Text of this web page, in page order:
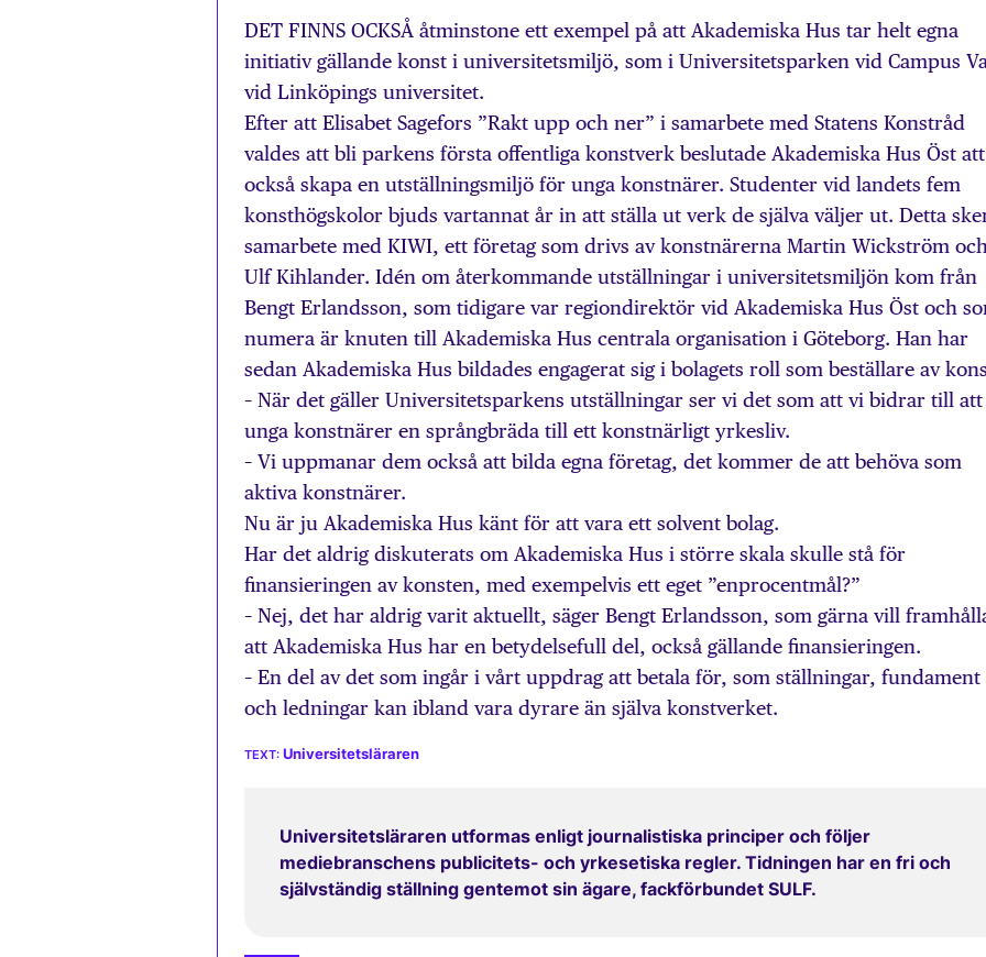
DET FINNS OCKSÅ åtminstone ett exempel på att Akademiska Hus tar helt egna
initiativ gällande konst i universitetsmiljö, som i Universitetsparken vid Campus
vid Linköpings universitet.
Efter att Elisabet Sagefors ”Rakt upp och ner” i samarbete med Statens Konstråd
valdes att bli parkens första offentliga konstverk beslutade Akademiska Hus Öst att
också skapa en utställningsmiljö för unga konstnärer. Studenter vid landets fem
konsthögskolor bjuds vartannat år in att ställa ut verk de själva väljer ut. Detta
samarbete med KIWI, ett företag som drivs av konstnärerna Martin Wickström
Ulf Kihlander. Idén om återkommande utställningar i universitetsmiljön kom från
Bengt Erlandsson, som tidigare var regiondirektör vid Akademiska Hus Öst och
numera är knuten till Akademiska Hus centrala organisation i Göteborg. Han har
sedan Akademiska Hus bildades engagerat sig i bolagets roll som beställare av
– När det gäller Universitetsparkens utställningar ser vi det som att vi bidrar till att
unga konstnärer en språngbräda till ett konstnärligt yrkesliv.
– Vi uppmanar dem också att bilda egna företag, det kommer de att behöva som
aktiva konstnärer.
Nu är ju Akademiska Hus känt för att vara ett solvent bolag.
Har det aldrig diskuterats om Akademiska Hus i större skala skulle stå för
finansieringen av konsten, med exempelvis ett eget ”enprocentmål?”
– Nej, det har aldrig varit aktuellt, säger Bengt Erlandsson, som gärna vill
att Akademiska Hus har en betydelsefull del, också gällande finansieringen.
– En del av det som ingår i vårt uppdrag att betala för, som ställningar, fundament
och ledningar kan ibland vara dyrare än själva konstverket.
Universitetsläraren
Universitetsläraren utformas enligt journalistiska principer och följer
mediebranschens publicitets- och yrkesetiska regler. Tidningen har en fri och
självständig ställning gentemot sin ägare, fackförbundet SULF.